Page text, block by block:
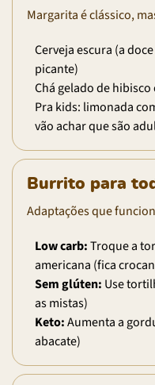
Margarita é clássico,
Cerveja escura (a
picante)
Chá gelado de
Pra kids: limonada
vão achar que são
Burrito para
Adaptações que
Low carb:Troque a
americana (fica
Sem glúten: Use
as mistas)
Keto:Aumenta a
abacate)